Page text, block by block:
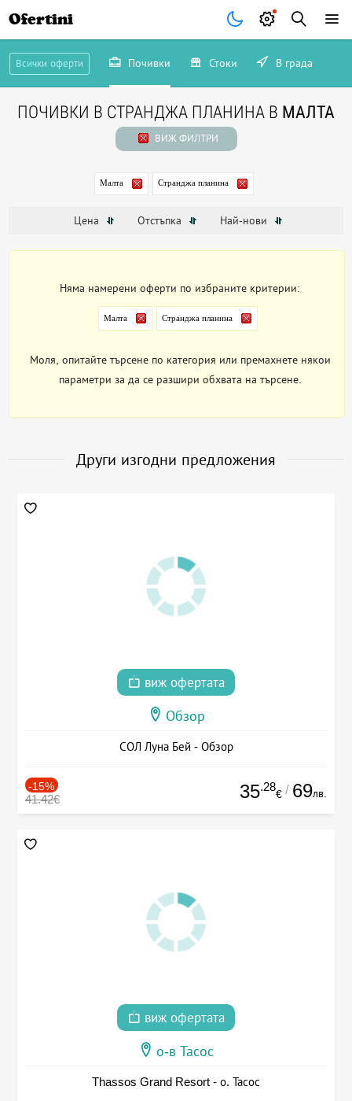
Ofertini
Всички оферти Почивки Стоки В града
ПОЧИВКИ В СТРАНДЖА ПЛАНИНА В МАЛТА
ВИЖ ФИЛТРИ
Малта Странджа планина
Цена Отстъпка Най-нови
Няма намерени оферти по избраните критерии:
Малта Странджа планина
Моля, опитайте търсене по категория или премахнете някои
параметри за да се разшири обхвата на търсене.
Други изгодни предложения
виж офертата
Обзор
СОЛ Луна Бей - Обзор
-15%
41.42€ 35.28
€ / 69лв.
виж офертата
о-в Тасос
Thassos Grand Resort - о. Тасос